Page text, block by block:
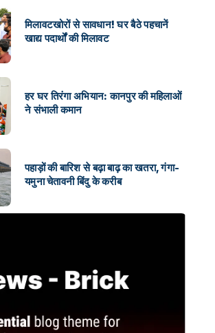
मिलावटखोरों से सावधान! घर बैठे पहचानें
खाद्य पदार्थों की मिलावट
हर घर तिरंगा अभियान: कानपुर की महिलाओं
ने संभाली कमान
पहाड़ों की बारिश से बढ़ा बाढ़ का खतरा, गंगा-
यमुना चेतावनी बिंदु के करीब